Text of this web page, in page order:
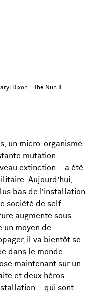
Dixon The Nun II
un micro-organisme
mutation –
extinction – a été
Aujourd’hui,
bas de l’installation
société de self-
augmente sous
un moyen de
il va bientôt se
dans le monde
maintenant sur un
et deux héros
– qui sont